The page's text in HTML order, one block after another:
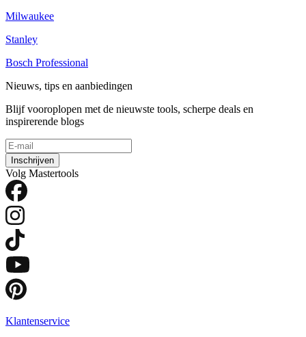
Milwaukee
Stanley
Bosch Professional
Nieuws, tips en aanbiedingen
Blijf vooroplopen met de nieuwste tools, scherpe deals en
inspirerende blogs
Inschrijven
Volg Mastertools
Klantenservice